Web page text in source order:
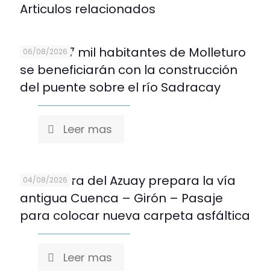
Articulos relacionados
06/08/2026
Más de 7 mil habitantes de Molleturo
se beneficiarán con la construcción
del puente sobre el río Sadracay
Leer mas
04/08/2026
Prefectura del Azuay prepara la vía
antigua Cuenca – Girón – Pasaje
para colocar nueva carpeta asfáltica
Leer mas